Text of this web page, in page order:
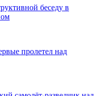
беседу в
пролетел над